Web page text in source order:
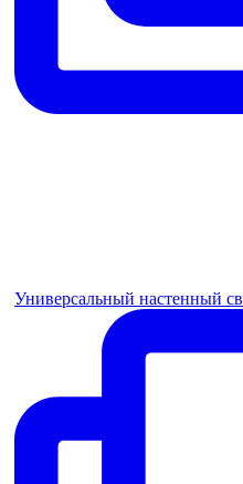
Универсальный настенный св